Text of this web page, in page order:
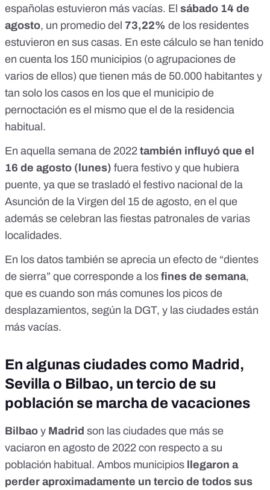
españolas estuvieron más vacías. El sábado 14 de
agosto, un promedio del 73,22% de los residentes
estuvieron en sus casas. En este cálculo se han tenido
en cuenta los 150 municipios (o agrupaciones de
varios de ellos) que tienen más de 50.000 habitantes y
tan solo los casos en los que el municipio de
pernoctación es el mismo que el de la residencia
habitual .
En aquella semana de 2022 también influyó que el
16 de agosto (lunes) fuera festivo y que hubiera
puente, ya que se trasladó el festivo nacional de la
Asunción de la Virgen del 15 de agosto, en el que
además se celebran las fiestas patronales de varias
localidades.
En los datos también se aprecia un efecto de “dientes
de sierra” que corresponde a los fines de semana,
que es cuando son más comunes los picos de
desplazamientos, según la DGT, y las ciudades están
más vacías.
En algunas ciudades como Madrid,
Sevilla o Bilbao, un tercio de su
población se marcha de vacaciones
Bilbao y Madrid son las ciudades que más se
vaciaron en agosto de 2022 con respecto a su
población habitual. Ambos municipios
llegaron a
perder aproximadamente un tercio de todos sus